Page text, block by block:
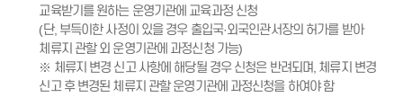
교육받기를 원하는 운영기관에 교육과정 신청
(단, 부득이한 사정이 있을 경우 출입국·외국인관서장의 허가를 받아
체류지 관할 외 운영기관에 과정신청 가능)
※ 체류지 변경 신고 사항에 해당될 경우 신청은 반려되며, 체류지 변경
신고 후 변경된 체류지 관할 운영기관에 과정신청을 하여야 함